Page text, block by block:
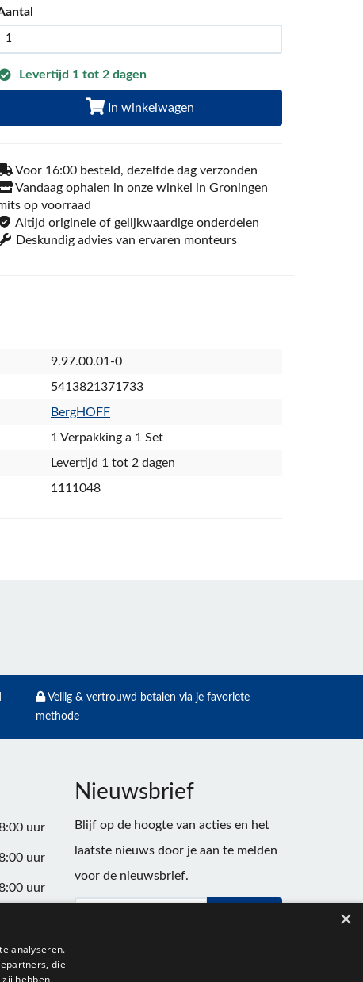
Levertijd 1 tot 2 dagen
In winkelwagen
Voor 16:00 besteld, dezelfde dag verzonden
Vandaag ophalen in onze winkel in Groningen
op voorraad
Altijd originele of gelijkwaardige onderdelen
Deskundig advies van ervaren monteurs
9.97.00.01-0
5413821371733
BergHOFF
1 Verpakking a 1 Set
Levertijd 1 tot 2 dagen
1111048
Veilig & vertrouwd betalen via je favoriete
methode
uur
uur
uur
uur
uur
uur
Nieuwsbrief
Blijf op de hoogte van acties en het
laatste nieuws door je aan te melden
voor de nieuwsbrief.
×
analyseren.
die
hebben